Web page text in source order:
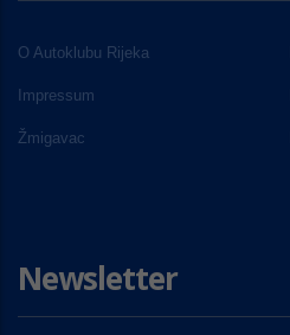
O Autoklubu Rijeka
Impressum
Žmigavac
Newsletter